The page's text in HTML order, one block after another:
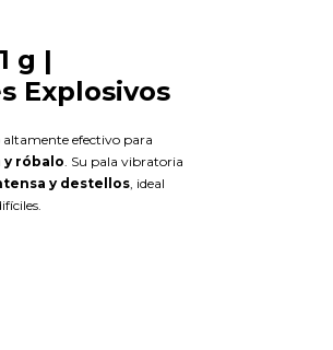
g |
Explosivos
altamente efectivo para
y róbalo . Su pala vibratoria
y destellos , ideal